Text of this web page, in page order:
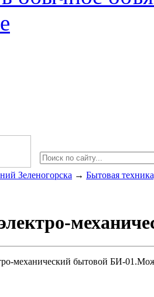
Зеленогорска → Бытовая
механический бытовой БИ-